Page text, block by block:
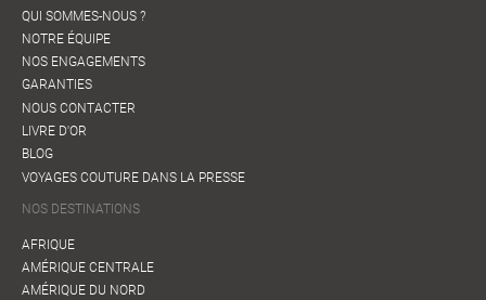
QUI SOMMES-NOUS ?
NOTRE ÉQUIPE
NOS ENGAGEMENTS
GARANTIES
NOUS CONTACTER
LIVRE D'OR
BLOG
VOYAGES COUTURE DANS LA PRESSE
NOS DESTINATIONS
AFRIQUE
AMÉRIQUE CENTRALE
AMÉRIQUE DU NORD